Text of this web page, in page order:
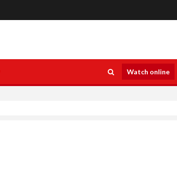
Watch online